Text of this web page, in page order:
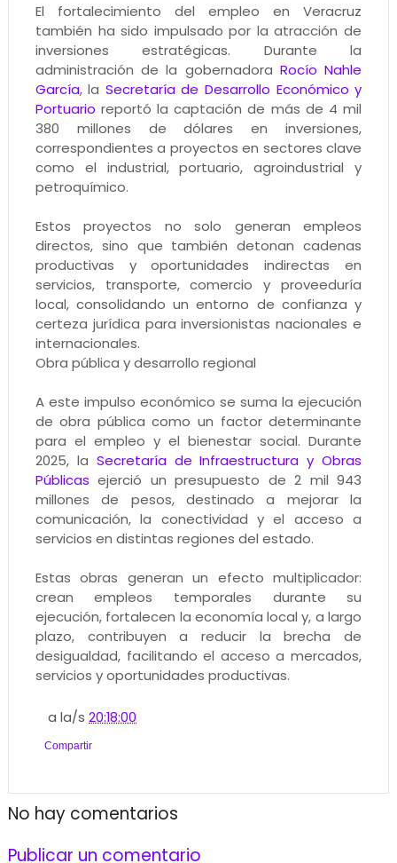
El fortalecimiento del empleo en Veracruz
también ha sido impulsado por la atracción de
inversiones estratégicas. Durante la
administración de la gobernadora Rocío Nahle
García, la Secretaría de Desarrollo Económico y
Portuario reportó la captación de más de 4 mil
380 millones de dólares en inversiones,
correspondientes a proyectos en sectores clave
como el industrial, portuario, agroindustrial y
petroquímico.
Estos proyectos no solo generan empleos
directos, sino que también detonan cadenas
productivas y oportunidades indirectas en
servicios, transporte, comercio y proveeduría
local, consolidando un entorno de confianza y
certeza jurídica para inversionistas nacionales e
internacionales.
Obra pública y desarrollo regional
A este impulso económico se suma la ejecución
de obra pública como un factor determinante
para el empleo y el bienestar social. Durante
2025, la Secretaría de Infraestructura y Obras
Públicas ejerció un presupuesto de 2 mil 943
millones de pesos, destinado a mejorar la
comunicación, la conectividad y el acceso a
servicios en distintas regiones del estado.
Estas obras generan un efecto multiplicador:
crean empleos temporales durante su
ejecución, fortalecen la economía local y, a largo
plazo, contribuyen a reducir la brecha de
desigualdad, facilitando el acceso a mercados,
servicios y oportunidades productivas.
a la/s20:18:00
Compartir
No hay comentarios
Publicar un comentario